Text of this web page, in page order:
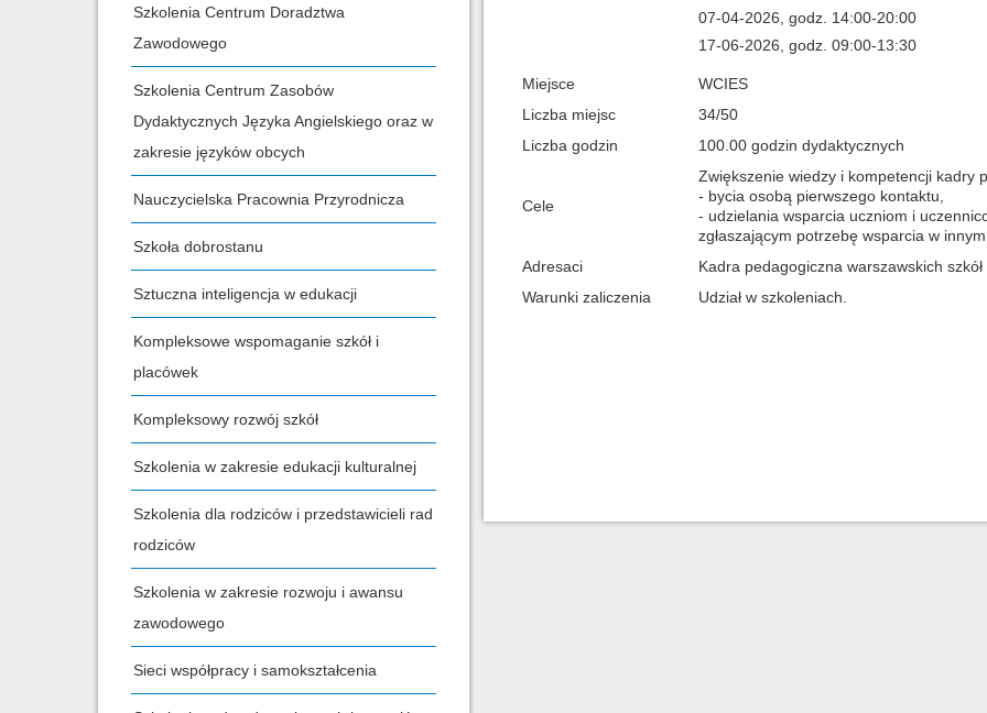
07-04-2026, godz. 14:00-20:00
17-06-2026, godz. 09:00-13:30
Miejsce
WCIES
Liczba miejsc
34/50
Liczba godzin
100.00 godzin dydaktycznych
Cele
Zwiększenie wiedzy i kompetencji kadry
- bycia osobą pierwszego kontaktu,
- udzielania wsparcia uczniom i
zgłaszającym potrzebę wsparcia w
Adresaci
Kadra pedagogiczna warszawskich
Warunki zaliczenia
Udział w szkoleniach.
Szkolenia Centrum Doradztwa
Zawodowego
Szkolenia Centrum Zasobów
Dydaktycznych Języka Angielskiego oraz w
zakresie języków obcych
Nauczycielska Pracownia Przyrodnicza
Szkoła dobrostanu
Sztuczna inteligencja w edukacji
Kompleksowe wspomaganie szkół i
placówek
Kompleksowy rozwój szkół
Szkolenia w zakresie edukacji kulturalnej
Szkolenia dla rodziców i przedstawicieli rad
rodziców
Szkolenia w zakresie rozwoju i awansu
zawodowego
Sieci współpracy i samokształcenia